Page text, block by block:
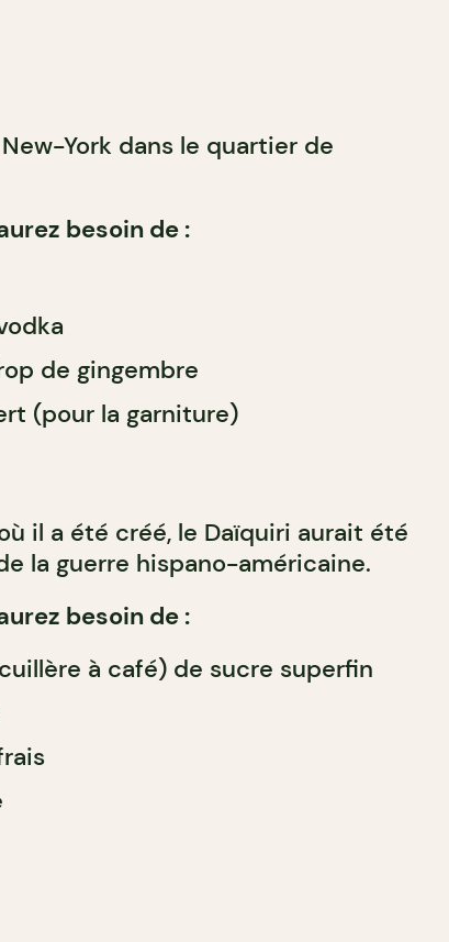
York dans le quartier de
besoin de :
de gingembre
(pour la garniture)
il a été créé, le Daïquiri aurait été
la guerre hispano-américaine.
besoin de :
à café) de sucre superfin